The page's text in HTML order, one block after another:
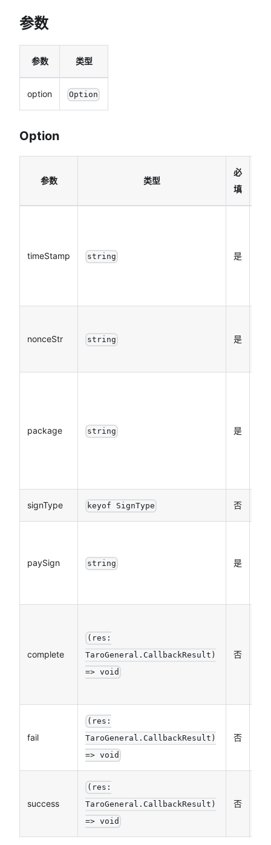
参数
参数 类型
option Option
Option
参数 类型
必
填
timeStamp string 是
nonceStr string 是
package string 是
signType keyof SignType 否
paySign string 是
complete
(res:
TaroGeneral.CallbackResult)
=> void
否
fail
(res:
TaroGeneral.CallbackResult)
=> void
否
success
(res:
TaroGeneral.CallbackResult)
=> void
否